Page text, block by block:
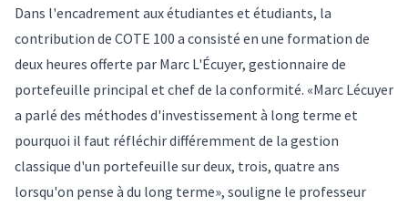
Dans l'encadrement aux étudiantes et étudiants, la
contribution de COTE 100 a consisté en une formation de
deux heures offerte par Marc L'Écuyer, gestionnaire de
portefeuille principal et chef de la conformité. «Marc Lécuyer
a parlé des méthodes d'investissement à long terme et
pourquoi il faut réfléchir différemment de la gestion
classique d'un portefeuille sur deux, trois, quatre ans
lorsqu'on pense à du long terme», souligne le professeur